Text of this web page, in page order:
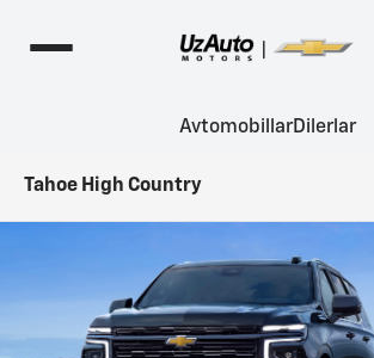
AvtomobillarDilerlar
Tahoe High Country
Komplektatsiyalar
Interyer